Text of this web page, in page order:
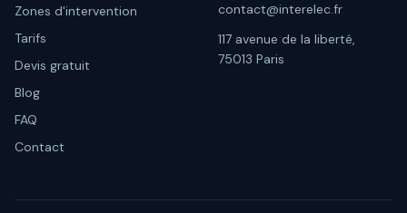
Zones d'intervention
Tarifs
Devis gratuit
Blog
FAQ
Contact
contact@interelec.fr
117 avenue de la liberté,
75013 Paris